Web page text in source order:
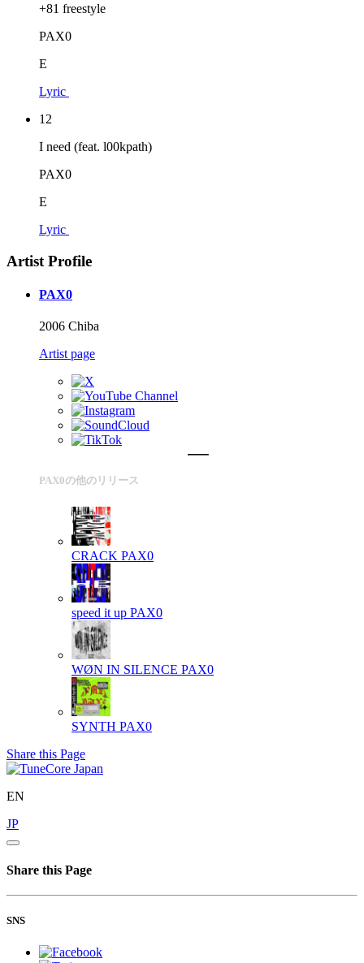
+81 freestyle
PAX0
E
Lyric
12
I need (feat. l00kpath)
PAX0
E
Lyric
Artist Profile
PAX0
2006 Chiba
Artist page
PAX0の他のリリース
CRACK PAX0
speed it up PAX0
WØN IN SILENCE PAX0
SYNTH PAX0
Share this Page
EN
JP
Share this Page
SNS